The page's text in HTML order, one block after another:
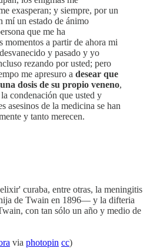
exasperan; y siempre, por un
mí un estado de ánimo
que me ha
momentos a partir de ahora mi
y pasado y yo
rezando por usted; pero
me apresuro a desear que
dosis de su propio veneno,
condenación que usted y
asesinos de la medicina se han
y tanto merecen.
curaba, entre otras, la meningitis
de Twain en 1896— y la difteria
con tan sólo un año y medio de
via photopin cc)